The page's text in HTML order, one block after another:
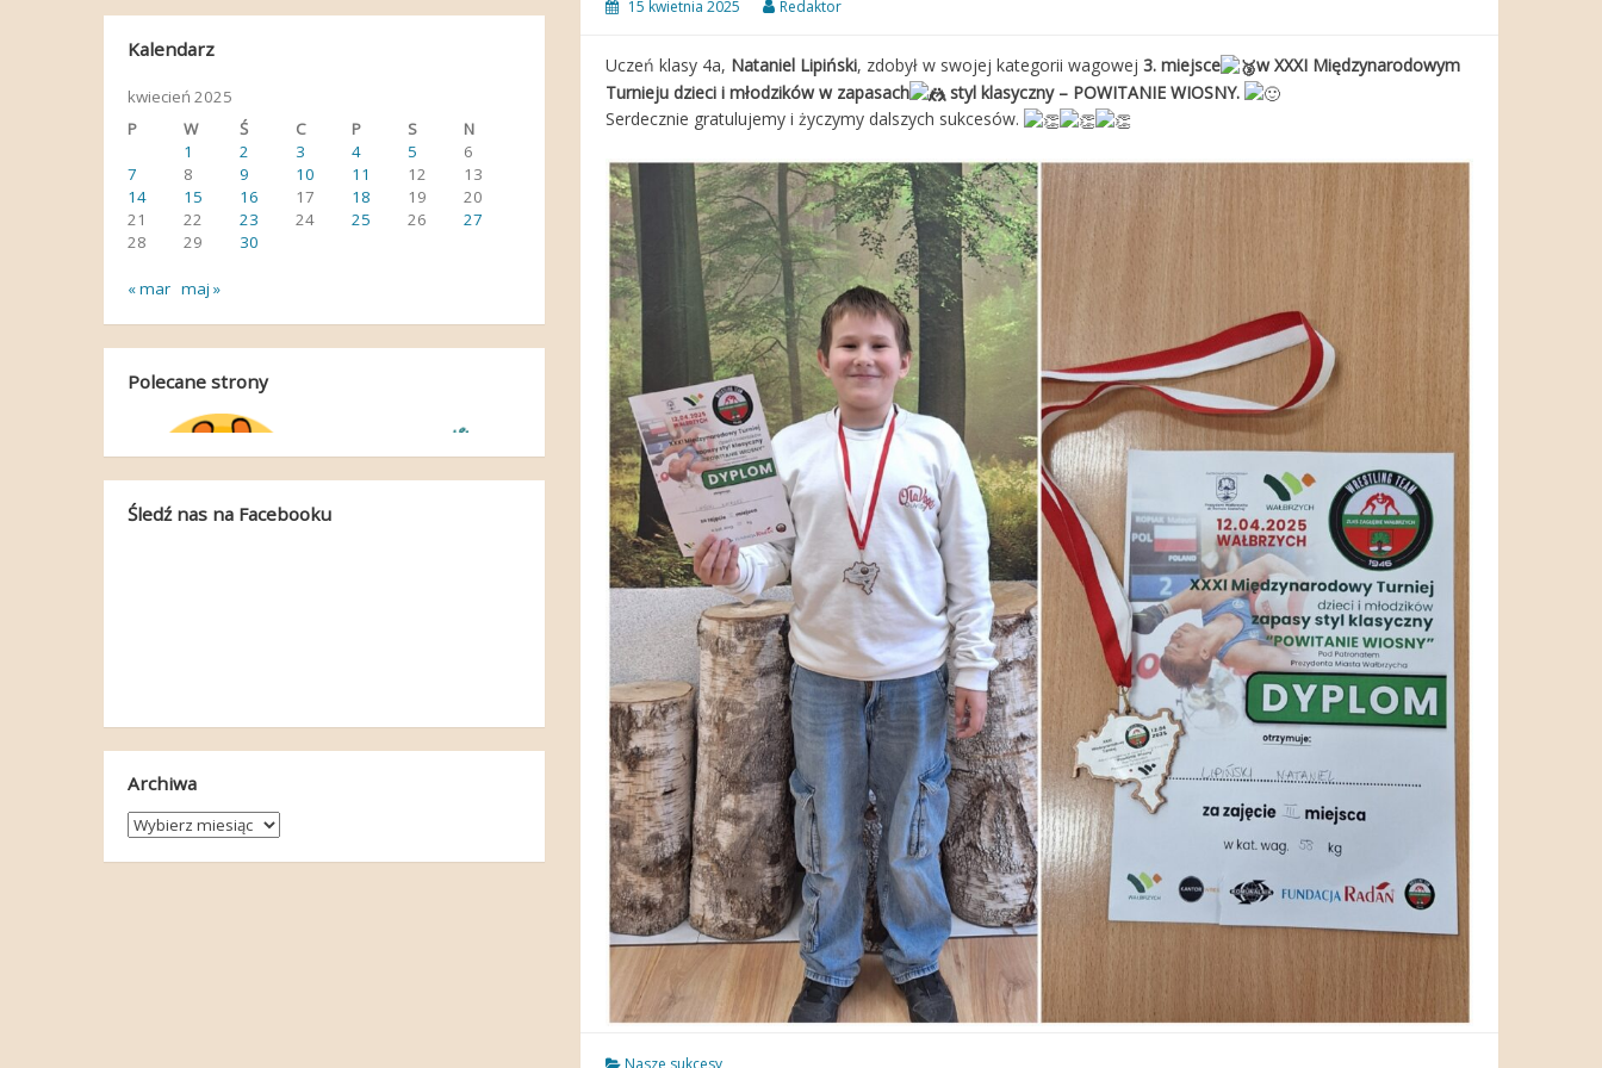
15 kwietnia 2025 Redaktor
Uczeń klasy 4a, Nataniel Lipiński, zdobył w swojej kategorii wagowej 3. miejsce
w XXXI Międzynarodowym
Turnieju dzieci i młodzików w zapasach
styl klasyczny – POWITANIE WIOSNY.
Serdecznie gratulujemy i życzymy dalszych sukcesów.
Kalendarz
kwiecień 2025
P
W Ś C P S
N
1
2 3 4 5
6
7
8 9 10 11 12
13
14
15 16 17 18 19
20
21
22 23 24 25 26
27
28
29 30
« mar maj »
Polecane strony
Śledź nas na Facebooku
Archiwa
Archiwa